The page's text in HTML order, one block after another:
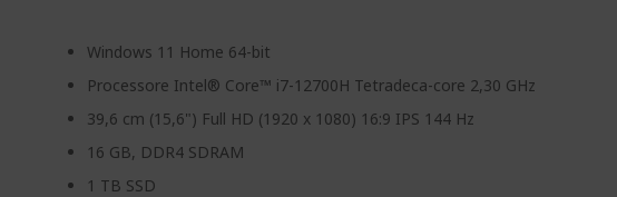
Windows 11 Home 64-bit
Processore Intel® Core™ i7-12700H Tetradeca-core 2,30 GHz
39,6 cm (15,6") Full HD (1920 x 1080) 16:9 IPS 144 Hz
16 GB, DDR4 SDRAM
1 TB SSD